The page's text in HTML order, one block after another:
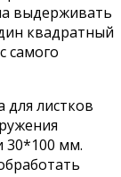
выдерживать
квадратный
самого
для листков
30*100 мм.